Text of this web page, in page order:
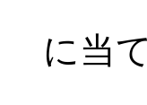
に当